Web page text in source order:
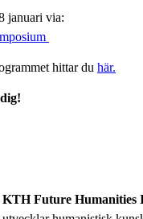
januari via:
hittar du här.
KTH Future Humanities